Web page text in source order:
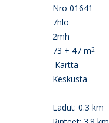
Nro 01641
7hlö
2mh
73 + 47 m2
Kartta
Keskusta
Ladut: 0.3 km